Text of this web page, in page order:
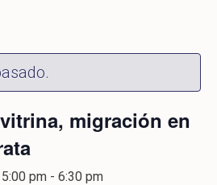
migración en
pm - 6:30 pm